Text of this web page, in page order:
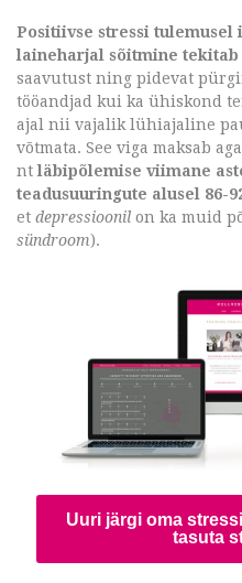
Positiivse stressi tulemusel
laineharjal sõitmine tekitab
saavutust ning pidevat
tööandjad kui ka ühiskond
ajal nii vajalik lühiajaline
võtmata. See viga maksab
nt läbipõlemise viimane
teadusuuringute alusel 86-
et depressioonil on ka muid
sündroom).
Uuri järgi oma
tasuta